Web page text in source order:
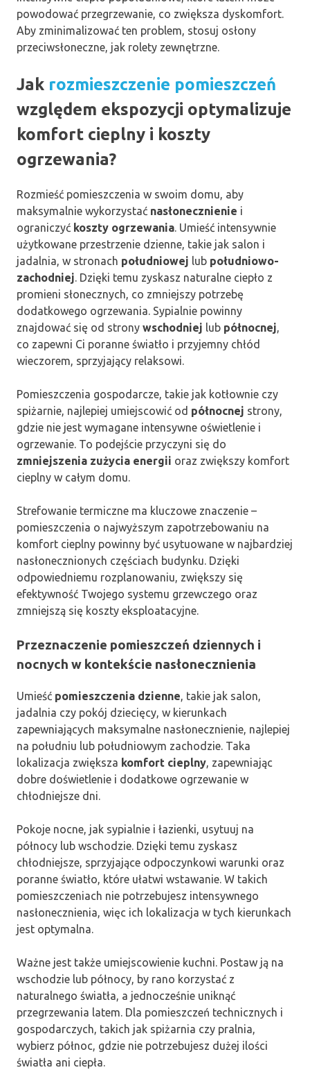
powodować przegrzewanie, co zwiększa dyskomfort.
Aby zminimalizować ten problem, stosuj osłony
przeciwsłoneczne, jak rolety zewnętrzne.
Jak rozmieszczenie pomieszczeń
względem ekspozycji optymalizuje
komfort cieplny i koszty
ogrzewania?
Rozmieść pomieszczenia w swoim domu, aby
maksymalnie wykorzystać nasłonecznienie i
ograniczyć koszty ogrzewania. Umieść intensywnie
użytkowane przestrzenie dzienne, takie jak salon i
jadalnia, w stronach południowej lub południowo-
zachodniej. Dzięki temu zyskasz naturalne ciepło z
promieni słonecznych, co zmniejszy potrzebę
dodatkowego ogrzewania. Sypialnie powinny
znajdować się od strony wschodniej lub północnej,
co zapewni Ci poranne światło i przyjemny chłód
wieczorem, sprzyjający relaksowi.
Pomieszczenia gospodarcze, takie jak kotłownie czy
spiżarnie, najlepiej umiejscowić od północnej strony,
gdzie nie jest wymagane intensywne oświetlenie i
ogrzewanie. To podejście przyczyni się do
zmniejszenia zużycia energii oraz zwiększy komfort
cieplny w całym domu.
Strefowanie termiczne ma kluczowe znaczenie –
pomieszczenia o najwyższym zapotrzebowaniu na
komfort cieplny powinny być usytuowane w najbardziej
nasłonecznionych częściach budynku. Dzięki
odpowiedniemu rozplanowaniu, zwiększy się
efektywność Twojego systemu grzewczego oraz
zmniejszą się koszty eksploatacyjne.
Przeznaczenie pomieszczeń dziennych i
nocnych w kontekście nasłonecznienia
Umieść pomieszczenia dzienne, takie jak salon,
jadalnia czy pokój dziecięcy, w kierunkach
zapewniających maksymalne nasłonecznienie, najlepiej
na południu lub południowym zachodzie. Taka
lokalizacja zwiększa komfort cieplny, zapewniając
dobre doświetlenie i dodatkowe ogrzewanie w
chłodniejsze dni.
Pokoje nocne, jak sypialnie i łazienki, usytuuj na
północy lub wschodzie. Dzięki temu zyskasz
chłodniejsze, sprzyjające odpoczynkowi warunki oraz
poranne światło, które ułatwi wstawanie. W takich
pomieszczeniach nie potrzebujesz intensywnego
nasłonecznienia, więc ich lokalizacja w tych kierunkach
jest optymalna.
Ważne jest także umiejscowienie kuchni. Postaw ją na
wschodzie lub północy, by rano korzystać z
naturalnego światła, a jednocześnie uniknąć
przegrzewania latem. Dla pomieszczeń technicznych i
gospodarczych, takich jak spiżarnia czy pralnia,
wybierz północ, gdzie nie potrzebujesz dużej ilości
światła ani ciepła.